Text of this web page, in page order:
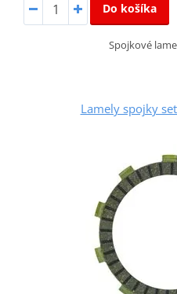
Do košíka
Spojkové
Lamely spojky